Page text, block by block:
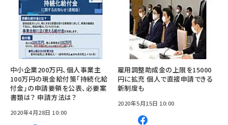
中小企業200万円、個人事業主
100万円の現金給付策「持続化給
付金」の申請要領を公表、必要案
書類は？ 申請方法は？
2020年4月28日 10:00
雇用調整助成金の上限を15000
円に拡充 個人で直接申請できる
新制度も
2020年5月15日 10:00